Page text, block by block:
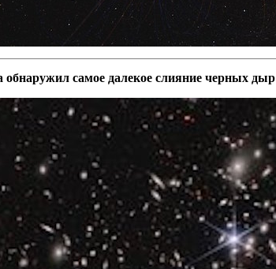
обнаружил самое далекое слияние черных дыр